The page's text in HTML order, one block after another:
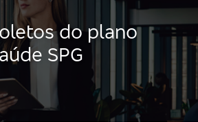
do plano
SPG